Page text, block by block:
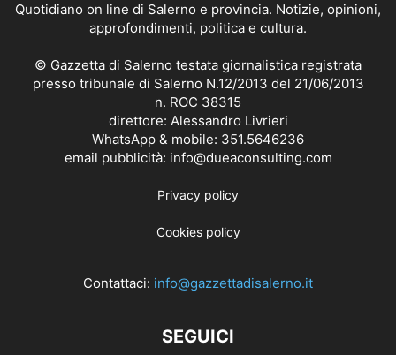
Quotidiano on line di Salerno e provincia. Notizie, opinioni,
approfondimenti, politica e cultura.
© Gazzetta di Salerno testata giornalistica registrata
presso tribunale di Salerno N.12/2013 del 21/06/2013
n. ROC 38315
direttore: Alessandro Livrieri
WhatsApp & mobile: 351.5646236
email pubblicità: info@dueaconsulting.com
Privacy policy
Cookies policy
Contattaci: info@gazzettadisalerno.it
SEGUICI